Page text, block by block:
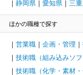
静岡県 愛知県 三
ほかの職種で探す
営業職 企画・管理
技術職（組み込みソフ
技術職（化学・素材